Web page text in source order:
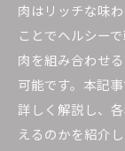
食感の
ひき肉
ひき
ひき肉
ひき肉
肉はリッチな味
ことでヘルシー
肉を組み合わせ
可能です。本記
詳しく解説し、
えるのかを紹介し